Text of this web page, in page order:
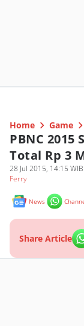
Home Game
PBNC
Total Rp 3
28 Jul 2015, 14:15 WIB
Ferry
News
Share Article